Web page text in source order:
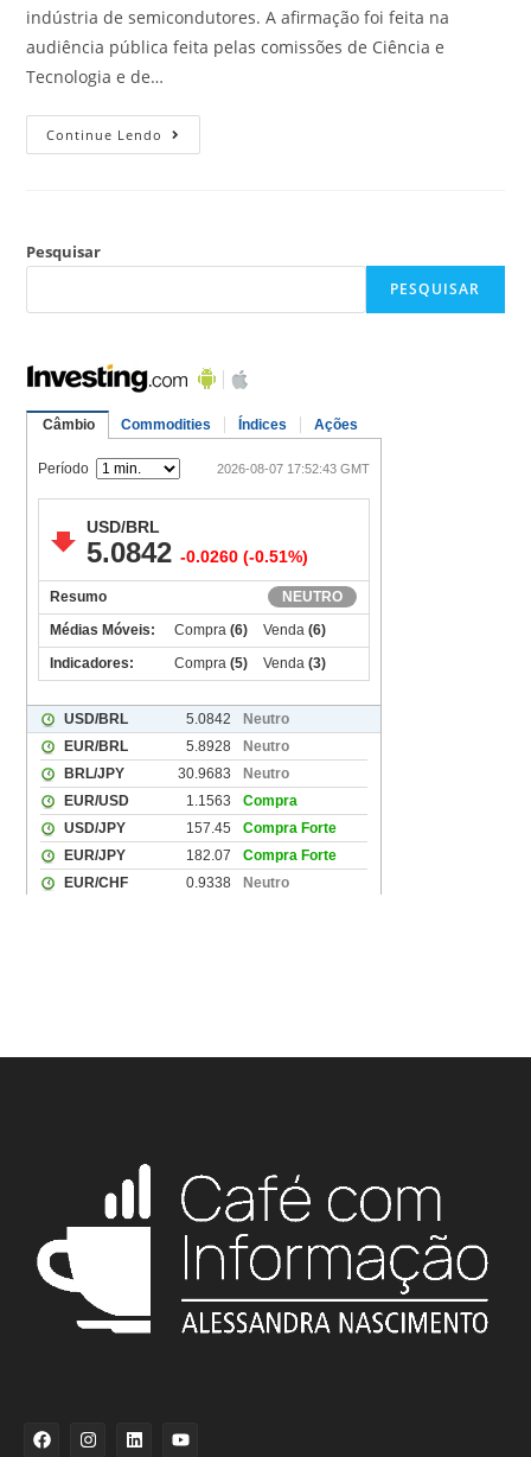
indústria de semicondutores. A afirmação foi feita na
audiência pública feita pelas comissões de Ciência e
Tecnologia e de…
Continue Lendo
Pesquisar
PESQUISAR